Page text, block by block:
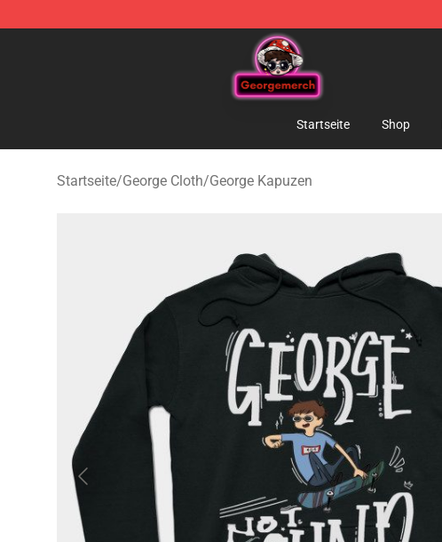
George Store - Official George Merchandise Shop
Startseite Shop
Startseite/George Cloth/George Kapuzen